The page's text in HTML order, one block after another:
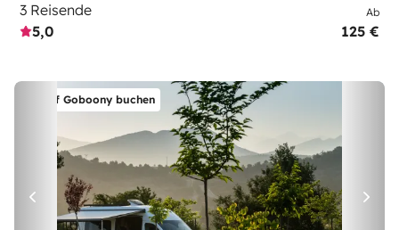
3 Reisende
5,0
Ab
125 €
Auf Goboony buchen